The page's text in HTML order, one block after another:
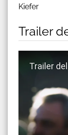
Kiefer
Trailer
Guarda